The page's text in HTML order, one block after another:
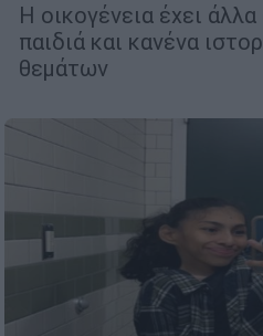
Η οικογένεια έχει
παιδιά και κανένα
θεμάτων